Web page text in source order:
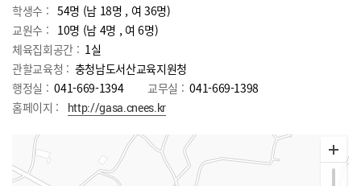
학생수 : 54명 (남 18명 , 여 36명)
교원수 : 10명 (남 4명 , 여6명)
체육집회공간 : 1실
관할교육청 : 충청남도서산교육지원청
행정실 : 041-669-1394 교무실 : 041-669-1398
홈페이지 :
http://gasa.cnees.kr